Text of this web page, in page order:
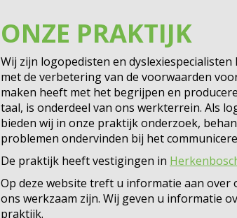
ONZE PRAKTIJK
Wij zijn logopedisten en
met de verbetering van de voorwaarden
maken heeft met het begrijpen en
taal, is onderdeel van ons werkterrein. Als
bieden wij in onze praktijk onderzoek,
problemen ondervinden bij het
De praktijk heeft vestigingen in
Op deze website treft u informatie aan over
ons werkzaam zijn. Wij geven u informatie
praktijk.